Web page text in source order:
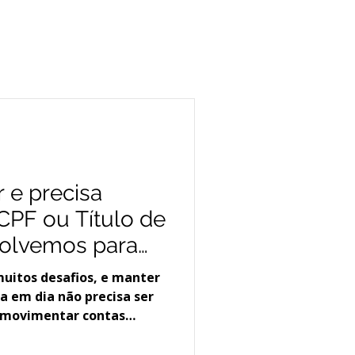
e precisa
ou Título de
para
desafios, e manter
em dia não precisa ser
contas